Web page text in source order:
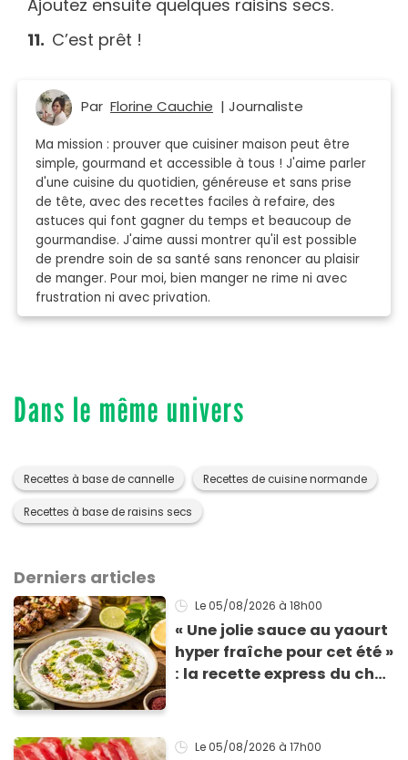
Ajoutez ensuite quelques raisins secs.
C’est prêt !
Par Florine Cauchie | Journaliste
Ma mission : prouver que cuisiner maison peut être
simple, gourmand et accessible à tous ! J'aime parler
d'une cuisine du quotidien, généreuse et sans prise
de tête, avec des recettes faciles à refaire, des
astuces qui font gagner du temps et beaucoup de
gourmandise. J'aime aussi montrer qu'il est possible
de prendre soin de sa santé sans renoncer au plaisir
de manger. Pour moi, bien manger ne rime ni avec
frustration ni avec privation.
Dans le même univers
Recettes à base de cannelle Recettes de cuisine normande
Recettes à base de raisins secs
Derniers articles
Le 05/08/2026 à 18h00
« Une jolie sauce au yaourt
hyper fraîche pour cet été »
: la recette express du chef
grillades
Le 05/08/2026 à 17h00